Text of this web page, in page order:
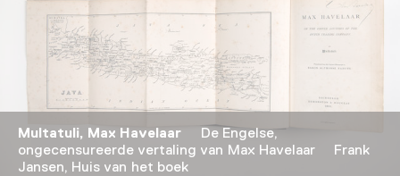
Multatuli, Max Havelaar De Engelse,
ongecensureerde vertaling van Max Havelaar Frank
Jansen, Huis van het boek